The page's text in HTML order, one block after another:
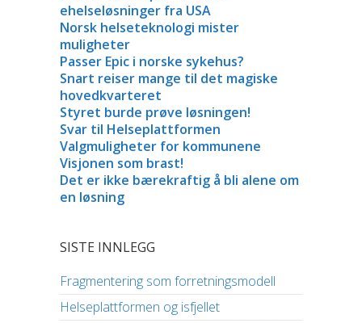
ehelseløsninger fra USA
Norsk helseteknologi mister
muligheter
Passer Epic i norske sykehus?
Snart reiser mange til det magiske
hovedkvarteret
Styret burde prøve løsningen!
Svar til Helseplattformen
Valgmuligheter for kommunene
Visjonen som brast!
Det er ikke bærekraftig å bli alene om
en løsning
SISTE INNLEGG
Fragmentering som forretningsmodell
Helseplattformen og isfjellet